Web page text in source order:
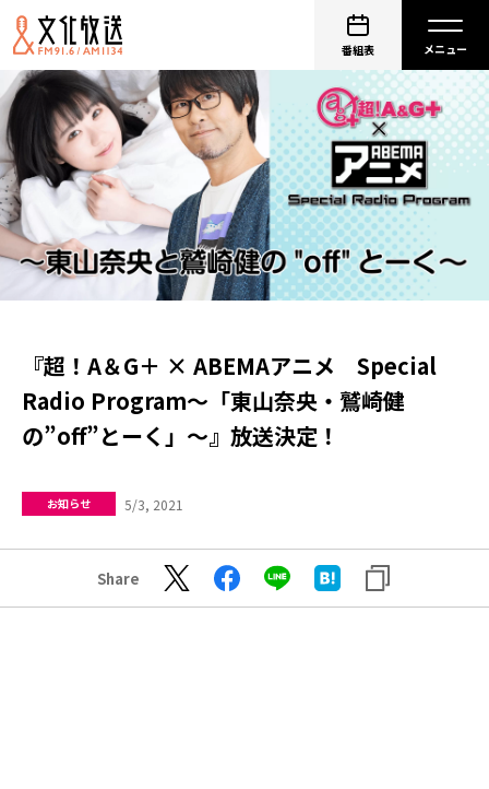
番組表
『超！A＆G＋ × ABEMAアニメ Special
Radio Program～「東山奈央・鷲崎健
の”off”とーく」～』放送決定！
お知らせ 5/3, 2021
Share